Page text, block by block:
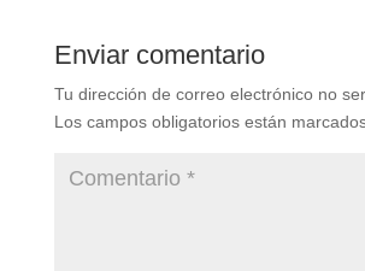
Enviar comentario
Tu dirección de correo electrónico no
Los campos obligatorios están